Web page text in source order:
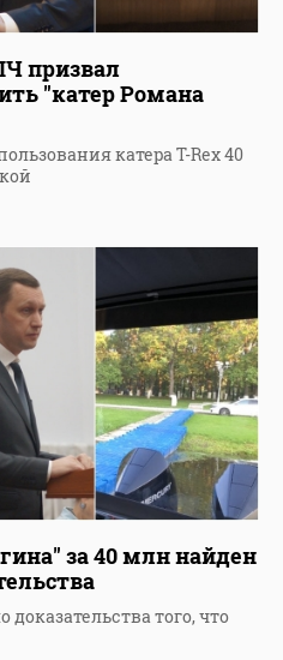
призвал
"катер Романа
катера T-Rex 40
за 40 млн найден
того, что